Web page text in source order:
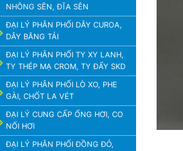
NHÔNG SÊN, ĐĨA SÊN
ĐẠI LÝ PHÂN PHỐI DÂY CUROA,
DÂY BĂNG TẢI
ĐẠI LÝ PHÂN PHỐI TY XY LANH,
TY THÉP MẠ CROM, TY ĐẨY SKD
ĐẠI LÝ PHÂN PHỐI LÒ XO, PHE
GÀI, CHỐT LA VÉT
ĐẠI LÝ CUNG CẤP ỐNG HƠI, CO
NỐI HƠI
ĐẠI LÝ PHÂN PHỐI ĐỒNG ĐỎ,